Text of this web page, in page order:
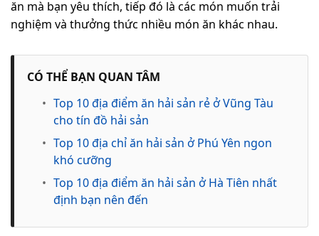
ăn mà bạn yêu thích, tiếp đó là các món muốn trải
nghiệm và thưởng thức nhiều món ăn khác nhau.
CÓ THỂ BẠN QUAN TÂM
• Top 10 địa điểm ăn hải sản rẻ ở Vũng Tàu
cho tín đồ hải sản
• Top 10 địa chỉ ăn hải sản ở Phú Yên ngon
khó cưỡng
• Top 10 địa điểm ăn hải sản ở Hà Tiên nhất
định bạn nên đến